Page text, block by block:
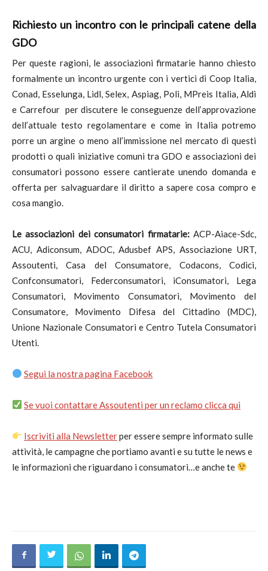
Richiesto un incontro con le principali catene della
GDO
Per queste ragioni, le associazioni firmatarie hanno chiesto
formalmente un incontro urgente con i vertici di Coop Italia,
Conad, Esselunga, Lidl, Selex, Aspiag, Poli, MPreis Italia, Aldi
e Carrefour per discutere le conseguenze dell’approvazione
dell’attuale testo regolamentare e come in Italia potremo
porre un argine o meno all’immissione nel mercato di questi
prodotti o quali iniziative comuni tra GDO e associazioni dei
consumatori possono essere cantierate unendo domanda e
offerta per salvaguardare il diritto a sapere cosa compro e
cosa mangio.
Le associazioni dei consumatori firmatarie:ACP-Aiace-Sdc,
ACU, Adiconsum, ADOC, Adusbef APS, Associazione URT,
Assoutenti, Casa del Consumatore, Codacons, Codici,
Confconsumatori, Federconsumatori, iConsumatori, Lega
Consumatori, Movimento Consumatori, Movimento del
Consumatore, Movimento Difesa del Cittadino (MDC),
Unione Nazionale Consumatori e Centro Tutela Consumatori
Utenti.
Segui la nostra pagina Facebook
Se vuoi contattare Assoutenti per un reclamo clicca qui
Iscriviti alla Newsletterper essere sempre informato sulle
attività, le campagne che portiamo avanti e su tutte le news e
le informazioni che riguardano i consumatori…e anche te